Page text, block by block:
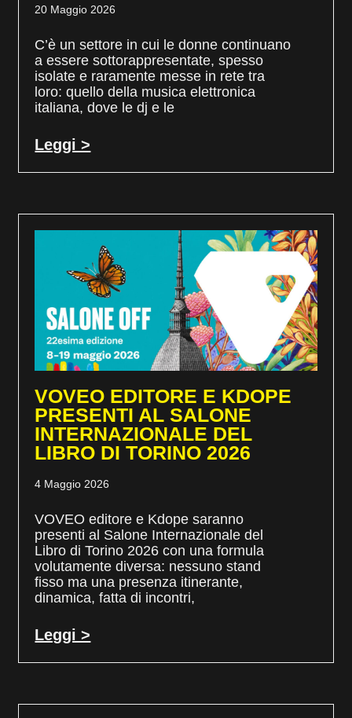
20 Maggio 2026
C’è un settore in cui le donne continuano
a essere sottorappresentate, spesso
isolate e raramente messe in rete tra
loro: quello della musica elettronica
italiana, dove le dj e le
Leggi >
VOVEO EDITORE E KDOPE
PRESENTI AL SALONE
INTERNAZIONALE DEL
LIBRO DI TORINO 2026
4 Maggio 2026
VOVEO editore e Kdope saranno
presenti al Salone Internazionale del
Libro di Torino 2026 con una formula
volutamente diversa: nessuno stand
fisso ma una presenza itinerante,
dinamica, fatta di incontri,
Leggi >